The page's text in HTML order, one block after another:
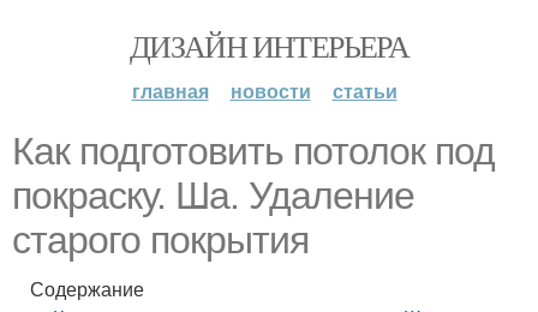
ДИЗАЙН ИНТЕРЬЕРА
главная новости статьи
Как подготовить потолок под
покраску. Ша. Удаление
старого покрытия
Содержание